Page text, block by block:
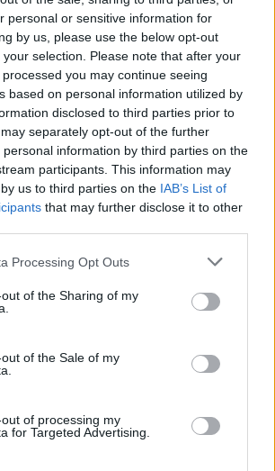
personal or sensitive information for
by us, please use the below opt-out
selection. Please note that after your
you may continue seeing
based on personal information utilized by
disclosed to third parties prior to
separately opt-out of the further
information by third parties on the
participants. This information may
us to third parties on the IAB’s List of
that may further disclose it to other
Processing Opt Outs
of the Sharing of my
of the Sale of my
of processing my
for Targeted Advertising.
τις γυναικοκτονίες ως...
του δολοφόνου πως "δεν πήρε
έχει μια βάση την οποία
δεν αντιλαμβάνεται. Γιατί ΝΑΙ,
ένα όπλο.
με μαρτυρίες ήταν ένας
συνήθως σε αυτές τις
το τραγικό φινάλε. Γιατί αυτοί οι
πάντα δείγματα. Δεν γίνεται
πως τα εγκλήματα
μιας προβληματικής